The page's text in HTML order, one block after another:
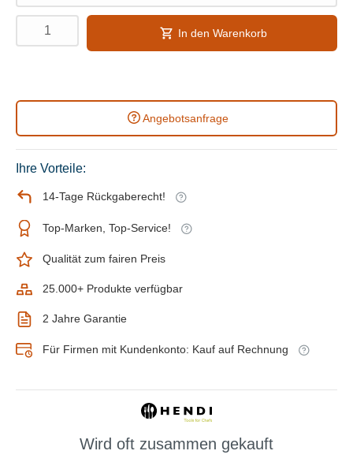
In den Warenkorb
Angebotsanfrage
Ihre Vorteile:
14-Tage Rückgaberecht!
Top-Marken, Top-Service!
Qualität zum fairen Preis
25.000+ Produkte verfügbar
2 Jahre Garantie
Für Firmen mit Kundenkonto: Kauf auf Rechnung
Wird oft zusammen gekauft